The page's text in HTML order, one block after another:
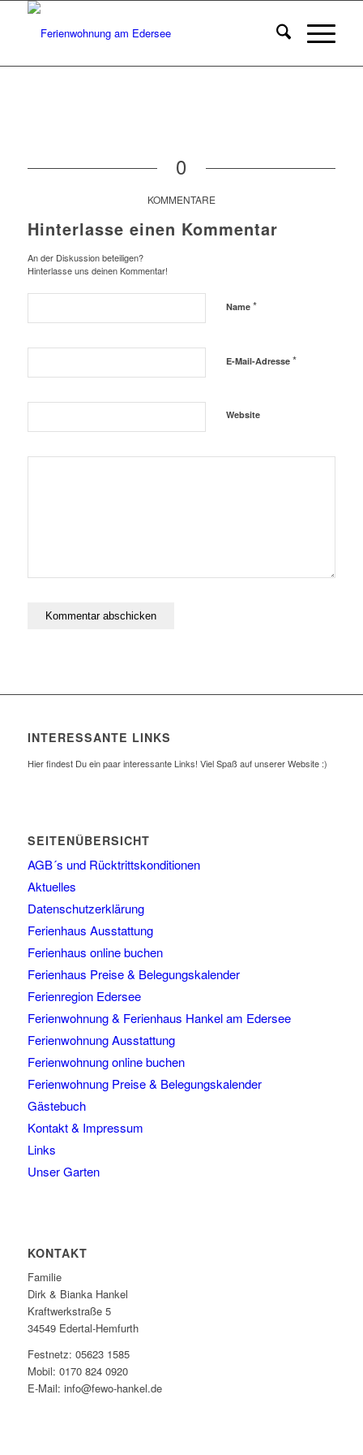
0
KOMMENTARE
Hinterlasse einen Kommentar
An der Diskussion beteiligen?
Hinterlasse uns deinen Kommentar!
Name *
E-Mail-Adresse *
Website
INTERESSANTE LINKS
Hier findest Du ein paar interessante Links! Viel Spaß auf unserer Website :)
SEITENÜBERSICHT
AGB´s und Rücktrittskonditionen
Aktuelles
Datenschutzerklärung
Ferienhaus Ausstattung
Ferienhaus online buchen
Ferienhaus Preise & Belegungskalender
Ferienregion Edersee
Ferienwohnung & Ferienhaus Hankel am Edersee
Ferienwohnung Ausstattung
Ferienwohnung online buchen
Ferienwohnung Preise & Belegungskalender
Gästebuch
Kontakt & Impressum
Links
Unser Garten
KONTAKT
Familie
Dirk & Bianka Hankel
Kraftwerkstraße 5
34549 Edertal-Hemfurth
Festnetz: 05623 1585
Mobil: 0170 824 0920
E-Mail: info@fewo-hankel.de